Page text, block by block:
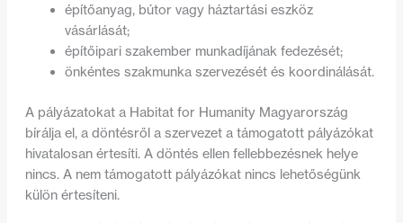
építőanyag, bútor vagy háztartási eszköz
vásárlását;
építőipari szakember munkadíjának fedezését;
önkéntes szakmunka szervezését és koordinálását.
A pályázatokat a Habitat for Humanity Magyarország
bírálja el, a döntésről a szervezet a támogatott pályázókat
hivatalosan értesíti. A döntés ellen fellebbezésnek helye
nincs. A nem támogatott pályázókat nincs lehetőségünk
külön értesíteni.